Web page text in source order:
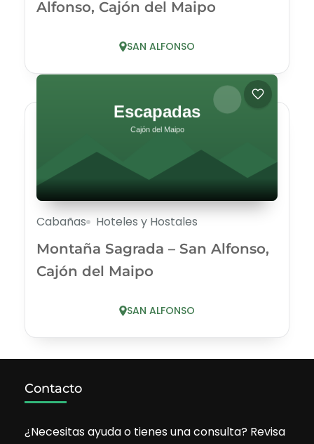
Alfonso, Cajón del Maipo
SAN ALFONSO
Cabañas Hoteles y Hostales
Montaña Sagrada – San Alfonso,
Cajón del Maipo
SAN ALFONSO
Contacto
¿Necesitas ayuda o tienes una consulta? Revisa